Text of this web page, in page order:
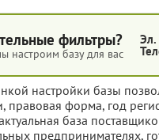
фильтры?
настроим базу для вас
Эл.
настройки базы
форма, год
база
предпринимателях,